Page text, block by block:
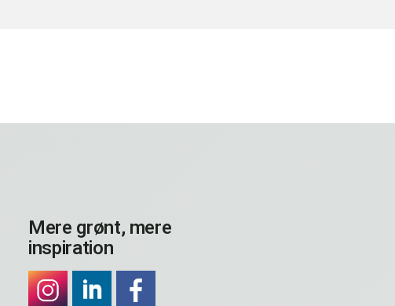
Mere grønt, mere
inspiration